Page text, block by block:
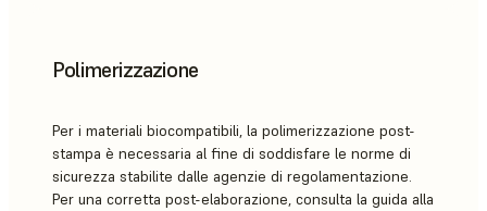
Polimerizzazione
Per i materiali biocompatibili, la polimerizzazione post-
stampa è necessaria al fine di soddisfare le norme di
sicurezza stabilite dalle agenzie di regolamentazione.
Per una corretta post-elaborazione, consulta la guida alla